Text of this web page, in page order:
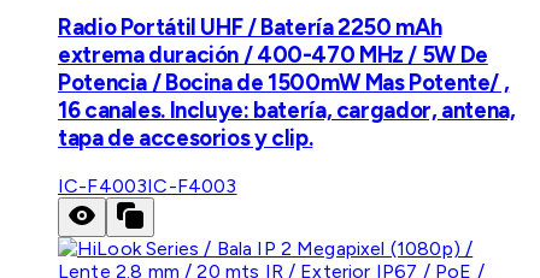
Radio Portátil UHF / Batería 2250 mAh
extrema duración / 400-470 MHz / 5W De
Potencia / Bocina de 1500mW Mas Potente/ ,
16 canales. Incluye: batería, cargador, antena,
tapa de accesorios y clip.
IC-F4003IC-F4003